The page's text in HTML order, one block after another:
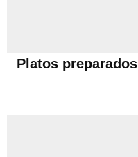
Platos preparados